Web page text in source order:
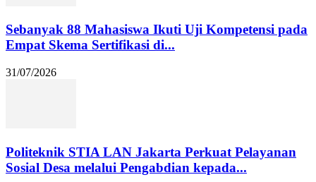
Sebanyak 88 Mahasiswa Ikuti Uji Kompetensi pada
Empat Skema Sertifikasi di...
31/07/2026
Politeknik STIA LAN Jakarta Perkuat Pelayanan
Sosial Desa melalui Pengabdian kepada...